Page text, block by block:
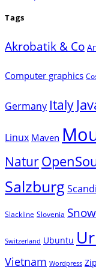
Tags
Akrobatik & Co
Computer graphics
Germany Italy
Linux Maven
Natur
Salzburg
Slackline Slovenia
Switzerland Ubuntu
Vietnam Wordpress